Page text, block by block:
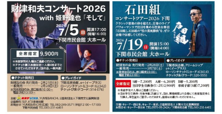
〒750-0025 下関市竹崎町4丁目5-1
TEL.083-231-6401／FAX.083-235-0800